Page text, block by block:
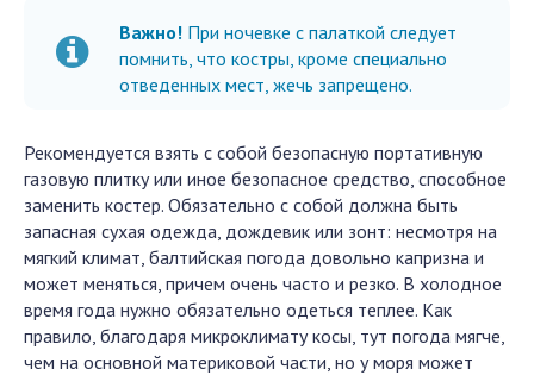
Важно! При ночевке с палаткой следует
помнить, что костры, кроме специально
отведенных мест, жечь запрещено.
Рекомендуется взять с собой безопасную портативную
газовую плитку или иное безопасное средство, способное
заменить костер. Обязательно с собой должна быть
запасная сухая одежда, дождевик или зонт: несмотря на
мягкий климат, балтийская погода довольно капризна и
может меняться, причем очень часто и резко. В холодное
время года нужно обязательно одеться теплее. Как
правило, благодаря микроклимату косы, тут погода мягче,
чем на основной материковой части, но у моря может